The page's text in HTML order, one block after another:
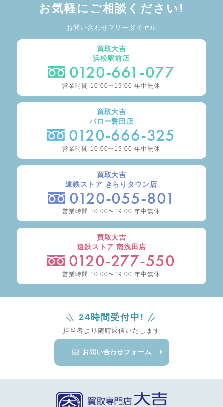
お気軽にご相談ください!
お問い合わせフリーダイヤル
買取大吉
浜松駅前店
0120-661-077
営業時間 10:00〜19:00 年中無休
買取大吉
バロー磐田店
0120-666-325
営業時間 10:00〜19:00 年中無休
買取大吉
遠鉄ストア きらりタウン店
0120-055-801
営業時間 10:00〜19:00 年中無休
買取大吉
遠鉄ストア 南浅田店
0120-277-550
営業時間 10:00〜19:00 年中無休
24時間受付中!
担当者より随時返信いたします
お問い合わせフォーム